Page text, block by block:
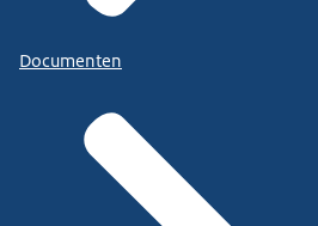
Documenten